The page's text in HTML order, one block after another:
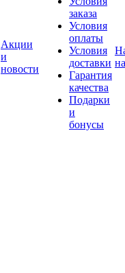
Акции
и
новости
заказа
Условия
оплаты
Условия
доставки
Гарантия
качества
Подарки
и
бонусы